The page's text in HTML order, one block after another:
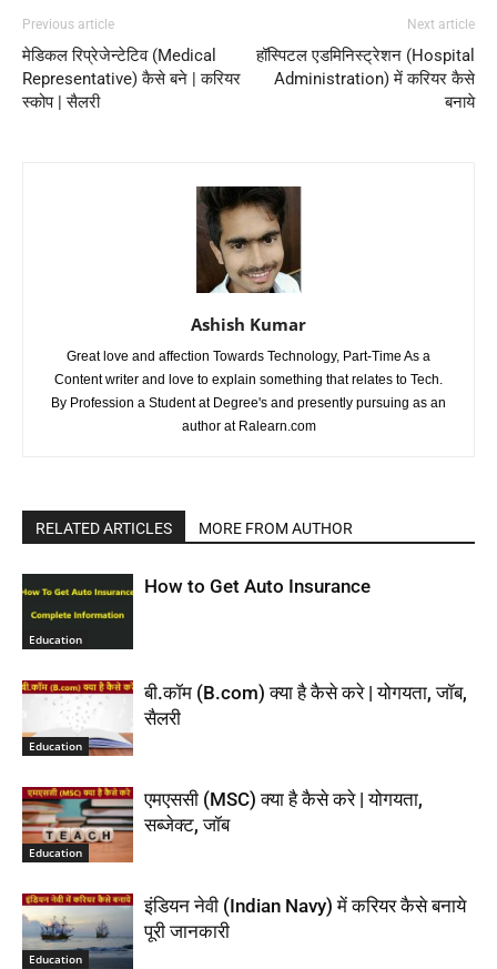
Previous article
मेडिकल रिप्रेजेन्टेटिव (Medical
Representative) कैसे बने | करियर
स्कोप | सैलरी
Next article
हॉस्पिटल एडमिनिस्ट्रेशन (Hospital
Administration) में करियर कैसे
बनाये
Ashish Kumar
Great love and affection Towards Technology, Part-Time As a
Content writer and love to explain something that relates to Tech.
By Profession a Student at Degree's and presently pursuing as an
author at Ralearn.com
RELATED ARTICLES MORE FROM AUTHOR
Education
How to Get Auto Insurance
Education
बी.कॉम (B.com) क्या है कैसे करे | योगयता, जॉब,
सैलरी
Education
एमएससी (MSC) क्या है कैसे करे | योगयता,
सब्जेक्ट, जॉब
Education
इंडियन नेवी (Indian Navy) में करियर कैसे बनाये
पूरी जानकारी